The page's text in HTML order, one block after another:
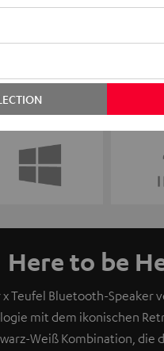
Here to be
x Teufel Bluetooth-Speaker
mit dem ikonischen
Weiß Kombination, die